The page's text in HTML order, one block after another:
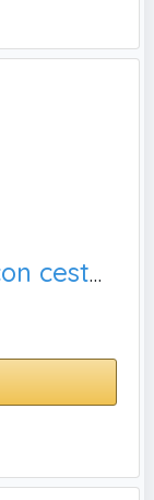
mDesign Guardallaves con cesta metálica – Versátil llavero de pared en metal para el recibidor, la cocina o la oficina – Bonito colgador de llaves con 5 ganchos y bandeja para cartas – blanco mate